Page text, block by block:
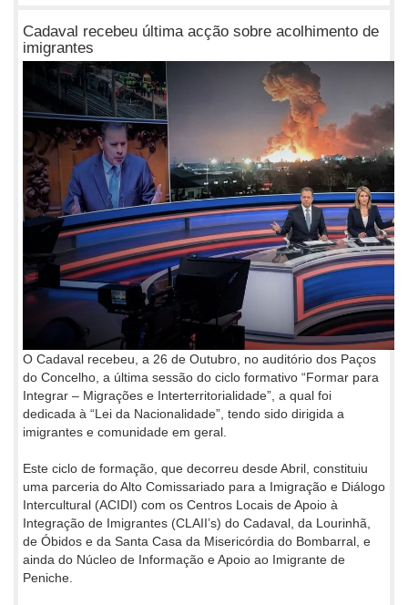
Cadaval recebeu última acção sobre acolhimento de
imigrantes
O Cadaval recebeu, a 26 de Outubro, no auditório dos Paços
do Concelho, a última sessão do ciclo formativo “Formar para
Integrar – Migrações e Interterritorialidade”, a qual foi
dedicada à “Lei da Nacionalidade”, tendo sido dirigida a
imigrantes e comunidade em geral.
Este ciclo de formação, que decorreu desde Abril, constituiu
uma parceria do Alto Comissariado para a Imigração e Diálogo
Intercultural (ACIDI) com os Centros Locais de Apoio à
Integração de Imigrantes (CLAII’s) do Cadaval, da Lourinhã,
de Óbidos e da Santa Casa da Misericórdia do Bombarral, e
ainda do Núcleo de Informação e Apoio ao Imigrante de
Peniche.